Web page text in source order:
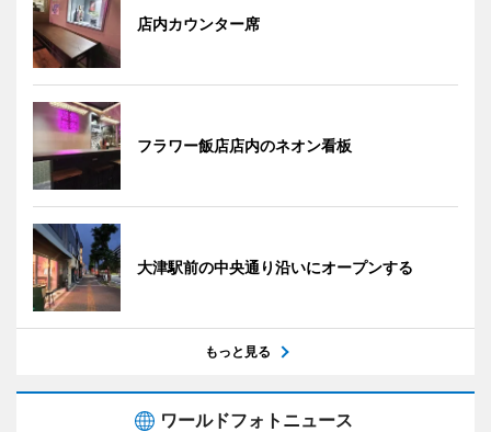
店内カウンター席
フラワー飯店店内のネオン看板
大津駅前の中央通り沿いにオープンする
もっと見る
ワールドフォトニュース